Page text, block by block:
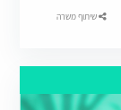
שיתוף משרה